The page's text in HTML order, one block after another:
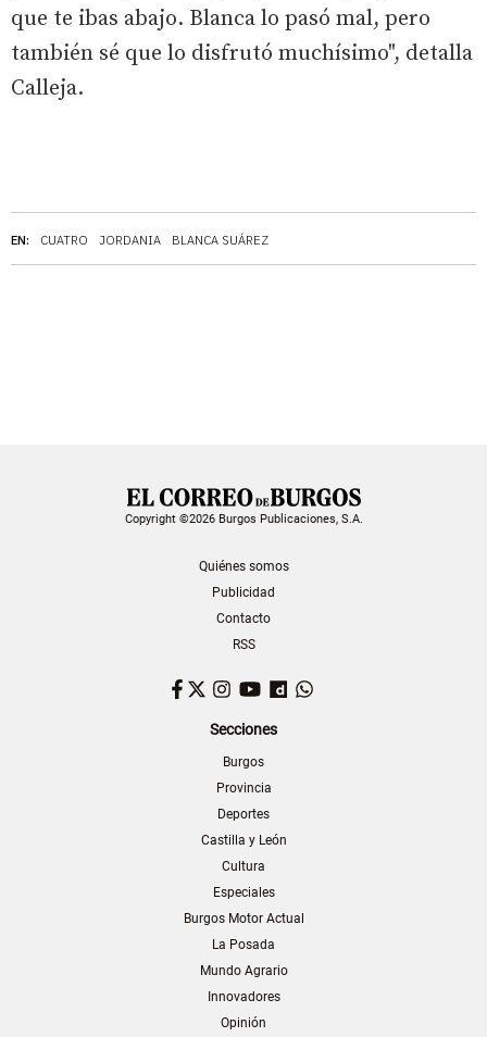
EN: CUATRO JORDANIA BLANCA SUÁREZ
que te ibas abajo. Blanca lo pasó mal, pero
también sé que lo disfrutó muchísimo", detalla
Calleja.
Copyright ©2026 Burgos Publicaciones, S.A.
Quiénes somos
Publicidad
Contacto
RSS
Facebook
TwitterInstagram
YouTubeDailymotion
Secciones
Burgos
Provincia
Deportes
Castilla y León
Cultura
Especiales
Burgos Motor Actual
La Posada
Mundo Agrario
Innovadores
Opinión